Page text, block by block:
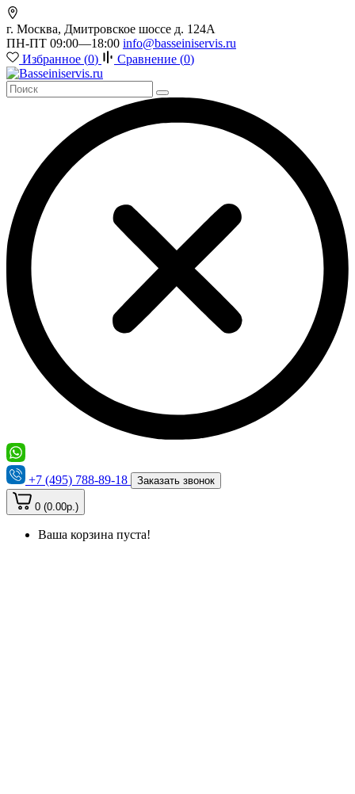
г. Москва, Дмитровское шоссе д. 124А
ПН-ПТ 09:00—18:00 info@basseiniservis.ru
Избранное (0) Сравнение (0)
+7 (495) 788-89-18 Заказать звонок
0 (0.00р.)
Ваша корзина пуста!